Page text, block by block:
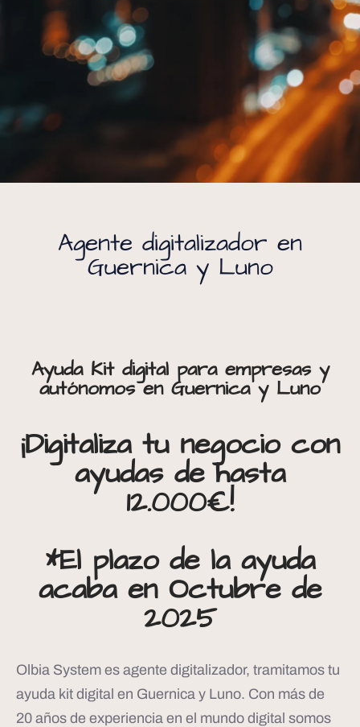
Agente digitalizador en
Guernica y Luno
Ayuda Kit digital para empresas y
autónomos en Guernica y Luno
¡Digitaliza tu negocio con
ayudas de hasta
12.000€!
*El plazo de la ayuda
acaba en Octubre de
2025
Olbia System es agente digitalizador, tramitamos tu
ayuda kit digital en Guernica y Luno. Con más de
20 años de experiencia en el mundo digital somos